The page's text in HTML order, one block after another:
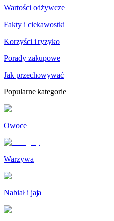
Wartości odżywcze
Fakty i ciekawostki
Korzyści i ryzyko
Porady zakupowe
Jak przechowywać
Popularne kategorie
Owoce
Warzywa
Nabiał i jaja